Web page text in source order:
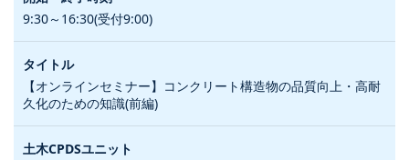
9:30～16:30(受付9:00)
【オンラインセミナー】コンクリート構造物の品質向上・高耐
久化のための知識(前編)